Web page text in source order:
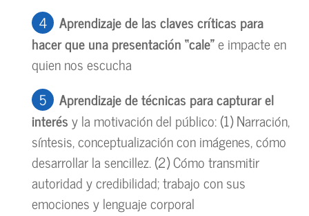
Aprendizaje de las claves críticas para
hacer que una presentación“cale”e impacte en
quien nos escucha
Aprendizaje detécnicas para capturar el
interésy la motivación del público: (1) Narración,
síntesis, conceptualización con imágenes, cómo
desarrollar la sencillez. (2) Cómo transmitir
autoridad y credibilidad; trabajo con sus
emociones y lenguaje corporal